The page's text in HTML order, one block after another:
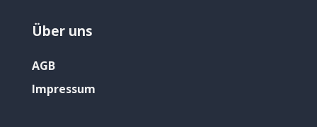
Über uns
AGB
Impressum